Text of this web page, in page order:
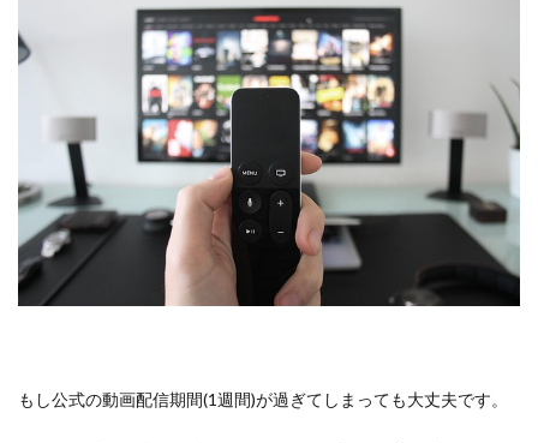
もし公式の動画配信期間(1週間)が過ぎてしまっても大丈夫です。